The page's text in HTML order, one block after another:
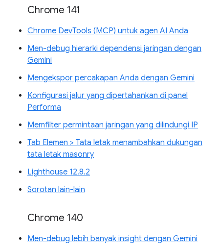
Chrome 141
Chrome DevTools (MCP) untuk agen AI Anda
Men-debug hierarki dependensi jaringan dengan
Gemini
Mengekspor percakapan Anda dengan Gemini
Konfigurasi jalur yang dipertahankan di panel
Performa
Memfilter permintaan jaringan yang dilindungi IP
Tab Elemen > Tata letak menambahkan dukungan
tata letak masonry
Lighthouse 12.8.2
Sorotan lain-lain
Chrome 140
Men-debug lebih banyak insight dengan Gemini